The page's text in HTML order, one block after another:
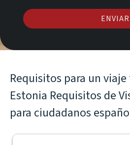
ENVIAR
Requisitos para un
Estonia Requisitos de
para ciudadanos